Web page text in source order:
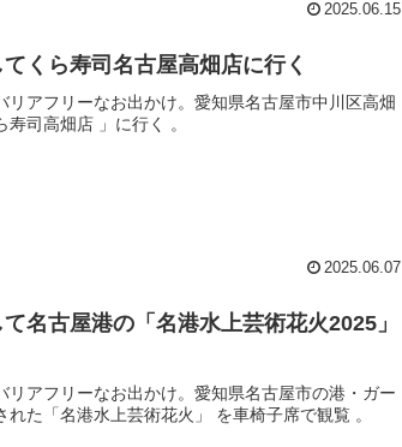
2025.06.15
くら寿司名古屋高畑店に行く
リアフリーなお出かけ。愛知県名古屋市中川区高畑
の回転寿司「くら寿司高畑店 」に行く 。
2025.06.07
名古屋港の「名港水上芸術花火2025」
リアフリーなお出かけ。愛知県名古屋市の港・ガー
れた「名港水上芸術花火」 を車椅子席で観覧 。